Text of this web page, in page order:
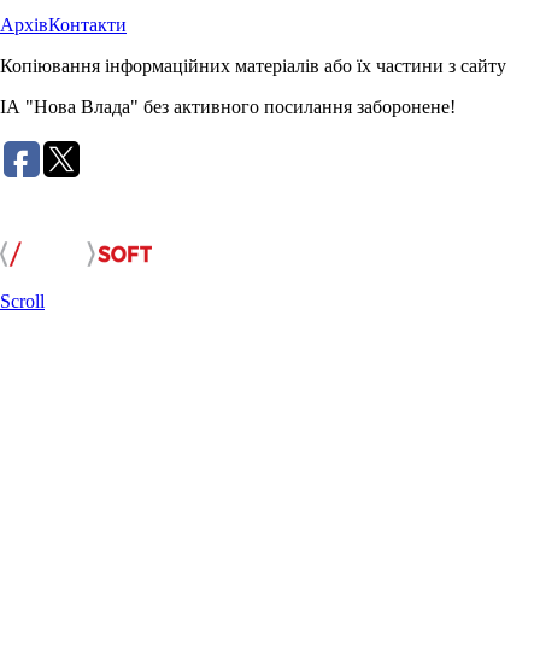
АрхівКонтакти
Копіювання інформаційних матеріалів або їх частини з сайту
ІА "Нова Влада" без активного посилання заборонене!
Scroll